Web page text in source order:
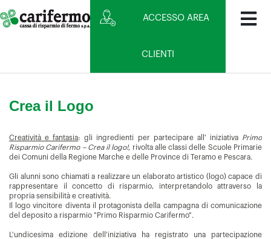
ACCESSO AREA
CLIENTI
Crea il Logo
Creatività e fantasia: gli ingredienti per partecipare all' iniziativa Primo
Risparmio Carifermo – Crea il logo!, rivolta alle classi delle Scuole Primarie
dei Comuni della Regione Marche e delle Province di Teramo e Pescara.
Gli alunni sono chiamati a realizzare un elaborato artistico (logo) capace di
rappresentare il concetto di risparmio, interpretandolo attraverso la
propria sensibilità e creatività.
Il logo vincitore diventa il protagonista della campagna di comunicazione
del deposito a risparmio "Primo Risparmio Carifermo".
L'undicesima edizione dell'iniziativa ha registrato una partecipazione